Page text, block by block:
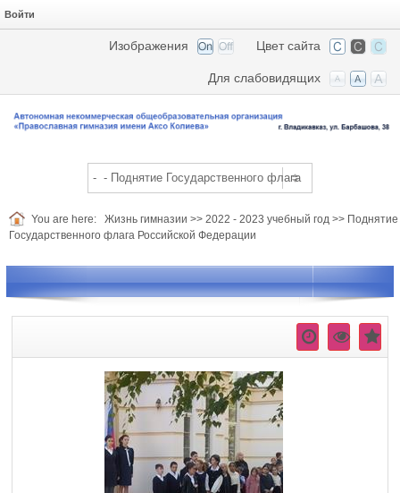
Войти
Цвет сайта
Изображения
Для слабовидящих
You are here: Жизнь гимназии >> 2022 - 2023 учебный год >> Поднятие
Государственного флага Российской Федерации